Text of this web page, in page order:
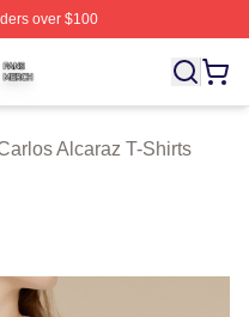
over $100
Licensed Carlos
Alcaraz T-Shirts